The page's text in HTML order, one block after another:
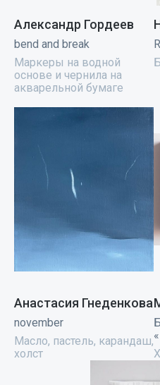
Александр Гордеев
bend and break
Маркеры на водной
основе и чернила на
акварельной бумаге
Анастасия Гнеденкова
november
Масло, пастель, карандаш,
холст